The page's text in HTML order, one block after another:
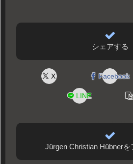
シェアする
X Facebook
LINE
Jürgen Christian Hübnerを